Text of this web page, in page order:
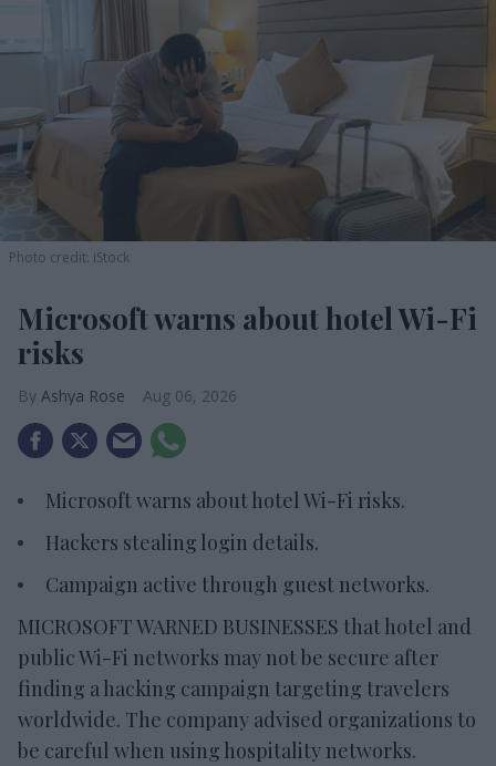
Photo credit: iStock
Microsoft warns about hotel Wi-Fi
risks
Ashya Rose Aug 06, 2026
Microsoft warns about hotel Wi-Fi risks.
Hackers stealing login details.
Campaign active through guest networks.
MICROSOFT WARNED BUSINESSES that hotel and
public Wi-Fi networks may not be secure after
finding a hacking campaign targeting travelers
worldwide. The company advised organizations to
be careful when using hospitality networks.